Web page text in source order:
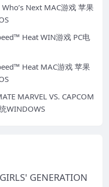
Next MAC游戏 苹果
Heat WIN游戏 PC电
Heat MAC游戏 苹果
MARVEL VS. CAPCOM
WINDOWS
GIRLS' GENERATION